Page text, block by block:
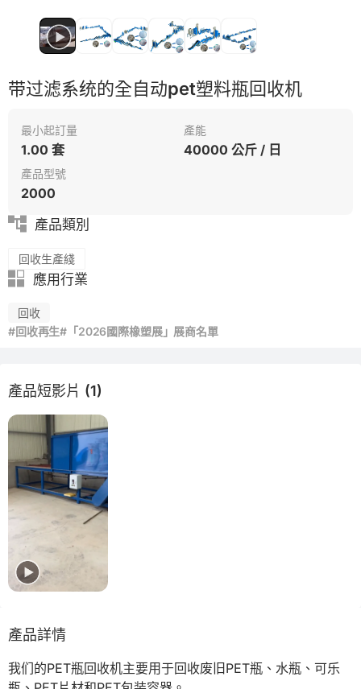
带过滤系统的全自动pet塑料瓶回收机
最小起訂量
1.00 套
產能
40000 公斤 / 日
產品型號
2000
產品類別
回收生產綫
應用行業
回收
#回收再生#「2026國際橡塑展」展商名單
產品詳情
我们的PET瓶回收机主要用于回收废旧PET瓶、水瓶、可乐
產品短影片 (1)